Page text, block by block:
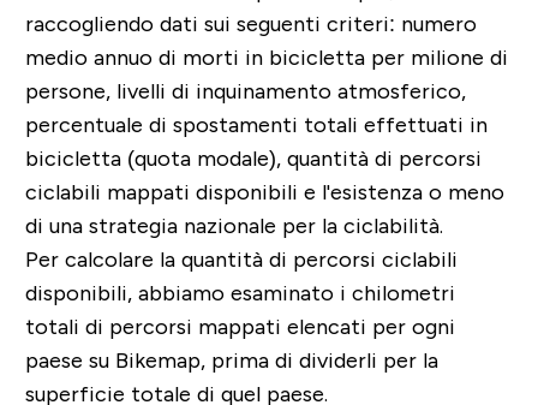
raccogliendo dati sui seguenti criteri: numero
medio annuo di morti in bicicletta per milione di
persone, livelli di inquinamento atmosferico,
percentuale di spostamenti totali effettuati in
bicicletta (quota modale), quantità di percorsi
ciclabili mappati disponibili e l'esistenza o meno
di una strategia nazionale per la ciclabilità.
Per calcolare la quantità di percorsi ciclabili
disponibili, abbiamo esaminato i chilometri
totali di percorsi mappati elencati per ogni
paese su Bikemap, prima di dividerli per la
superficie totale di quel paese.